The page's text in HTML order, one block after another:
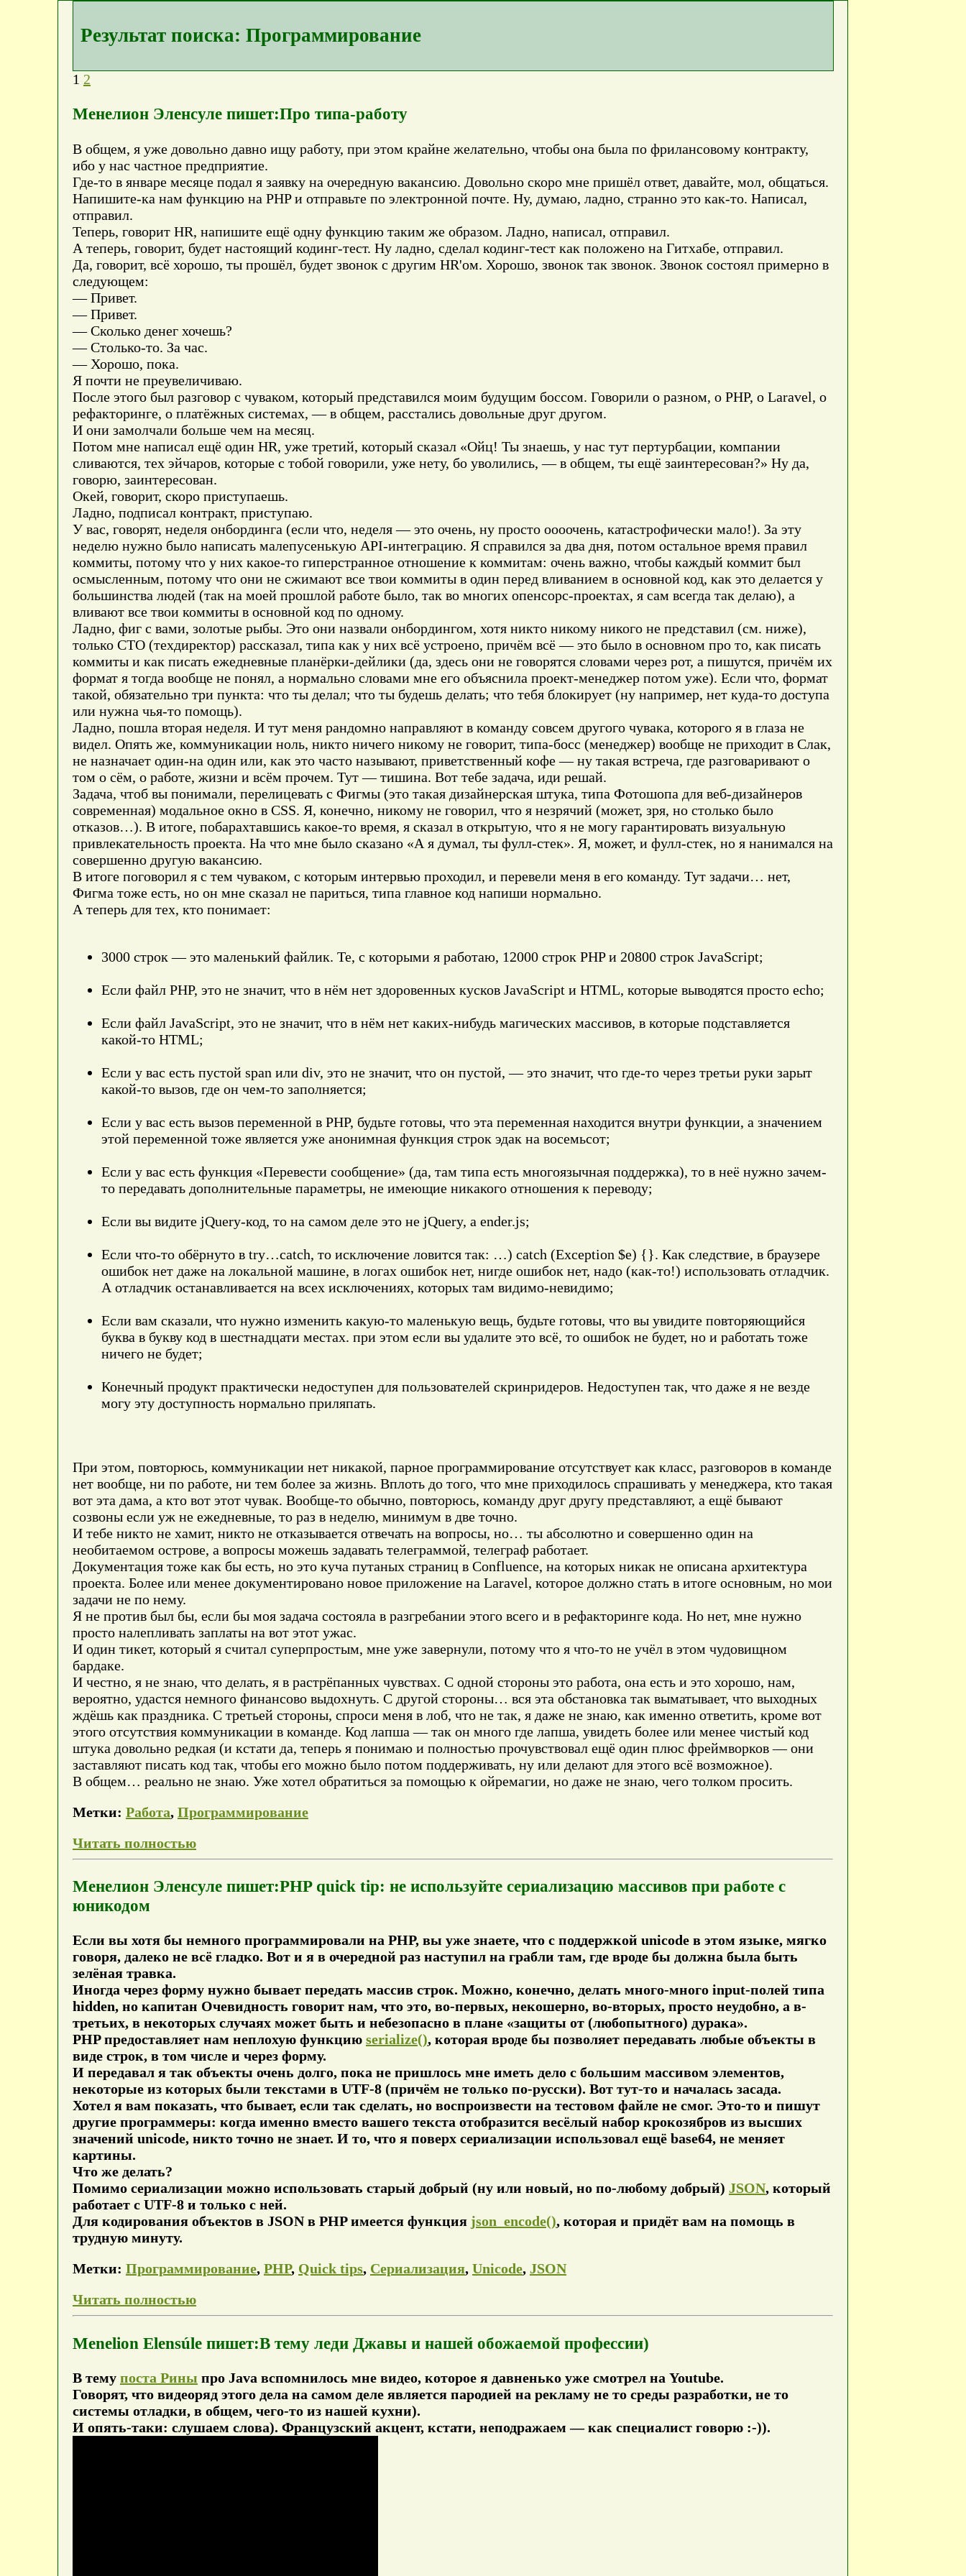
Результат поиска: Программирование
1 2
Менелион Эленсуле пишет:Про типа-работу
В общем, я уже довольно давно ищу работу, при этом крайне желательно, чтобы она была по фрилансовому контракту,
ибо у нас частное предприятие.
Где-то в январе месяце подал я заявку на очередную вакансию. Довольно скоро мне пришёл ответ, давайте, мол, общаться.
Напишите-ка нам функцию на PHP и отправьте по электронной почте. Ну, думаю, ладно, странно это как-то. Написал,
отправил.
Теперь, говорит HR, напишите ещё одну функцию таким же образом. Ладно, написал, отправил.
А теперь, говорит, будет настоящий кодинг-тест. Ну ладно, сделал кодинг-тест как положено на Гитхабе, отправил.
Да, говорит, всё хорошо, ты прошёл, будет звонок с другим HR'ом. Хорошо, звонок так звонок. Звонок состоял примерно в
следующем:
— Привет.
— Привет.
— Сколько денег хочешь?
— Столько-то. За час.
— Хорошо, пока.
Я почти не преувеличиваю.
После этого был разговор с чуваком, который представился моим будущим боссом. Говорили о разном, о PHP, о Laravel, о
рефакторинге, о платёжных системах, — в общем, расстались довольные друг другом.
И они замолчали больше чем на месяц.
Потом мне написал ещё один HR, уже третий, который сказал «Ойц! Ты знаешь, у нас тут пертурбации, компании
сливаются, тех эйчаров, которые с тобой говорили, уже нету, бо уволились, — в общем, ты ещё заинтересован?» Ну да,
говорю, заинтересован.
Окей, говорит, скоро приступаешь.
Ладно, подписал контракт, приступаю.
У вас, говорят, неделя онбординга (если что, неделя — это очень, ну просто оооочень, катастрофически мало!). За эту
неделю нужно было написать малепусенькую API-интеграцию. Я справился за два дня, потом остальное время правил
коммиты, потому что у них какое-то гиперстранное отношение к коммитам: очень важно, чтобы каждый коммит был
осмысленным, потому что они не сжимают все твои коммиты в один перед вливанием в основной код, как это делается у
большинства людей (так на моей прошлой работе было, так во многих опенсорс-проектах, я сам всегда так делаю), а
вливают все твои коммиты в основной код по одному.
Ладно, фиг с вами, золотые рыбы. Это они назвали онбордингом, хотя никто никому никого не представил (см. ниже),
только CTO (техдиректор) рассказал, типа как у них всё устроено, причём всё — это было в основном про то, как писать
коммиты и как писать ежедневные планёрки-дейлики (да, здесь они не говорятся словами через рот, а пишутся, причём их
формат я тогда вообще не понял, а нормально словами мне его объяснила проект-менеджер потом уже). Если что, формат
такой, обязательно три пункта: что ты делал; что ты будешь делать; что тебя блокирует (ну например, нет куда-то доступа
или нужна чья-то помощь).
Ладно, пошла вторая неделя. И тут меня рандомно направляют в команду совсем другого чувака, которого я в глаза не
видел. Опять же, коммуникации ноль, никто ничего никому не говорит, типа-босс (менеджер) вообще не приходит в Слак,
не назначает один-на один или, как это часто называют, приветственный кофе — ну такая встреча, где разговаривают о
том о сём, о работе, жизни и всём прочем. Тут — тишина. Вот тебе задача, иди решай.
Задача, чтоб вы понимали, перелицевать с Фигмы (это такая дизайнерская штука, типа Фотошопа для веб-дизайнеров
современная) модальное окно в CSS. Я, конечно, никому не говорил, что я незрячий (может, зря, но столько было
отказов…). В итоге, побарахтавшись какое-то время, я сказал в открытую, что я не могу гарантировать визуальную
привлекательность проекта. На что мне было сказано «А я думал, ты фулл-стек». Я, может, и фулл-стек, но я нанимался на
совершенно другую вакансию.
В итоге поговорил я с тем чуваком, с которым интервью проходил, и перевели меня в его команду. Тут задачи… нет,
Фигма тоже есть, но он мне сказал не париться, типа главное код напиши нормально.
А теперь для тех, кто понимает:
3000 строк — это маленький файлик. Те, с которыми я работаю, 12000 строк PHP и 20800 строк JavaScript;
Если файл PHP, это не значит, что в нём нет здоровенных кусков JavaScript и HTML, которые выводятся просто echo;
Если файл JavaScript, это не значит, что в нём нет каких-нибудь магических массивов, в которые подставляется
какой-то HTML;
Если у вас есть пустой span или div, это не значит, что он пустой, — это значит, что где-то через третьи руки зарыт
какой-то вызов, где он чем-то заполняется;
Если у вас есть вызов переменной в PHP, будьте готовы, что эта переменная находится внутри функции, а значением
этой переменной тоже является уже анонимная функция строк эдак на восемьсот;
Если у вас есть функция «Перевести сообщение» (да, там типа есть многоязычная поддержка), то в неё нужно зачем-
то передавать дополнительные параметры, не имеющие никакого отношения к переводу;
Если вы видите jQuery-код, то на самом деле это не jQuery, а ender.js;
Если что-то обёрнуто в try…catch, то исключение ловится так: …) catch (Exception $e) {}. Как следствие, в браузере
ошибок нет даже на локальной машине, в логах ошибок нет, нигде ошибок нет, надо (как-то!) использовать отладчик.
А отладчик останавливается на всех исключениях, которых там видимо-невидимо;
Если вам сказали, что нужно изменить какую-то маленькую вещь, будьте готовы, что вы увидите повторяющийся
буква в букву код в шестнадцати местах. при этом если вы удалите это всё, то ошибок не будет, но и работать тоже
ничего не будет;
Конечный продукт практически недоступен для пользователей скринридеров. Недоступен так, что даже я не везде
могу эту доступность нормально приляпать.
При этом, повторюсь, коммуникации нет никакой, парное программирование отсутствует как класс, разговоров в команде
нет вообще, ни по работе, ни тем более за жизнь. Вплоть до того, что мне приходилось спрашивать у менеджера, кто такая
вот эта дама, а кто вот этот чувак. Вообще-то обычно, повторюсь, команду друг другу представляют, а ещё бывают
созвоны если уж не ежедневные, то раз в неделю, минимум в две точно.
И тебе никто не хамит, никто не отказывается отвечать на вопросы, но… ты абсолютно и совершенно один на
необитаемом острове, а вопросы можешь задавать телеграммой, телеграф работает.
Документация тоже как бы есть, но это куча путаных страниц в Confluence, на которых никак не описана архитектура
проекта. Более или менее документировано новое приложение на Laravel, которое должно стать в итоге основным, но мои
задачи не по нему.
Я не против был бы, если бы моя задача состояла в разгребании этого всего и в рефакторинге кода. Но нет, мне нужно
просто налепливать заплаты на вот этот ужас.
И один тикет, который я считал суперпростым, мне уже завернули, потому что я что-то не учёл в этом чудовищном
бардаке.
И честно, я не знаю, что делать, я в растрёпанных чувствах. С одной стороны это работа, она есть и это хорошо, нам,
вероятно, удастся немного финансово выдохнуть. С другой стороны… вся эта обстановка так выматывает, что выходных
ждёшь как праздника. С третьей стороны, спроси меня в лоб, что не так, я даже не знаю, как именно ответить, кроме вот
этого отсутствия коммуникации в команде. Код лапша — так он много где лапша, увидеть более или менее чистый код
штука довольно редкая (и кстати да, теперь я понимаю и полностью прочувствовал ещё один плюс фреймворков — они
заставляют писать код так, чтобы его можно было потом поддерживать, ну или делают для этого всё возможное).
В общем… реально не знаю. Уже хотел обратиться за помощью к ойремагии, но даже не знаю, чего толком просить.
Метки: Работа, Программирование
Читать полностью
Менелион Эленсуле пишет:PHP quick tip: не используйте сериализацию массивов при работе с
юникодом
Если вы хотя бы немного программировали на PHP, вы уже знаете, что с поддержкой unicode в этом языке, мягко
говоря, далеко не всё гладко. Вот и я в очередной раз наступил на грабли там, где вроде бы должна была быть
зелёная травка.
Иногда через форму нужно бывает передать массив строк. Можно, конечно, делать много-много input-полей типа
hidden, но капитан Очевидность говорит нам, что это, во-первых, некошерно, во-вторых, просто неудобно, а в-
третьих, в некоторых случаях может быть и небезопасно в плане «защиты от (любопытного) дурака».
PHP предоставляет нам неплохую функцию serialize(), которая вроде бы позволяет передавать любые объекты в
виде строк, в том числе и через форму.
И передавал я так объекты очень долго, пока не пришлось мне иметь дело с большим массивом элементов,
некоторые из которых были текстами в UTF-8 (причём не только по-русски). Вот тут-то и началась засада.
Хотел я вам показать, что бывает, если так сделать, но воспроизвести на тестовом файле не смог. Это-то и пишут
другие программеры: когда именно вместо вашего текста отобразится весёлый набор крокозябров из высших
значений unicode, никто точно не знает. И то, что я поверх сериализации использовал ещё base64, не меняет
картины.
Что же делать?
Помимо сериализации можно использовать старый добрый (ну или новый, но по-любому добрый) JSON, который
работает с UTF-8 и только с ней.
Для кодирования объектов в JSON в PHP имеется функция json_encode(), которая и придёт вам на помощь в
трудную минуту.
Метки: Программирование, PHP, Quick tips, Сериализация, Unicode, JSON
Читать полностью
Menelion Elensúle пишет:В тему леди Джавы и нашей обожаемой профессии)
В тему поста Рины про Java вспомнилось мне видео, которое я давненько уже смотрел на Youtube.
Говорят, что видеоряд этого дела на самом деле является пародией на рекламу не то среды разработки, не то
системы отладки, в общем, чего-то из нашей кухни).
И опять-таки: слушаем слова). Французский акцент, кстати, неподражаем — как специалист говорю :-)).